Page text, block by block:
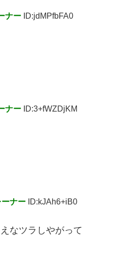
ナー ID:jdMPfbFA0
ナー ID:3+fWZDjKM
ナー ID:kJAh6+iB0
なツラしやがって